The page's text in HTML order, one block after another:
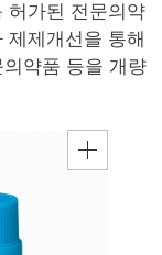
허가된 전문의약
제개선을 통해
약품 등을 개량